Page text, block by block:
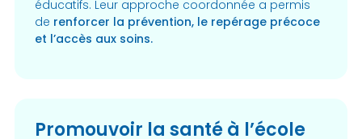
éducatifs. Leur approche coordonnée a permis
de renforcer la prévention, le repérage précoce
et l’accès aux soins.
Promouvoir la santé à l’école